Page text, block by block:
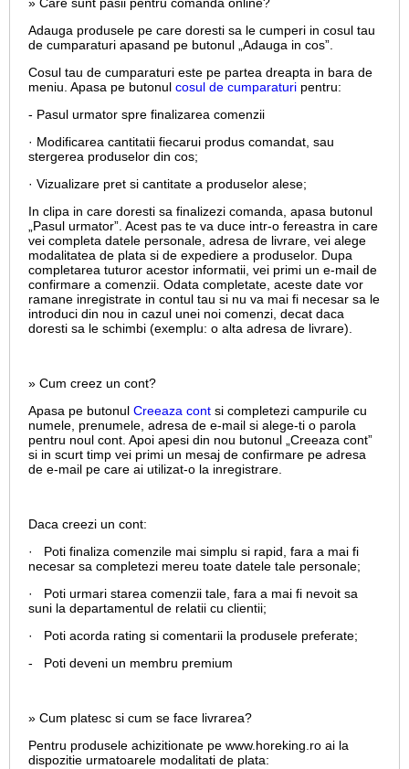
» Care sunt pasii pentru comanda online?
Adauga produsele pe care doresti sa le cumperi in cosul tau
de cumparaturi apasand pe butonul „Adauga in cos”.
Cosul tau de cumparaturi este pe partea dreapta in bara de
meniu. Apasa pe butonul cosul de cumparaturi pentru:
- Pasul urmator spre finalizarea comenzii
· Modificarea cantitatii fiecarui produs comandat, sau
stergerea produselor din cos;
· Vizualizare pret si cantitate a produselor alese;
In clipa in care doresti sa finalizezi comanda, apasa butonul
„Pasul urmator”. Acest pas te va duce intr-o fereastra in care
vei completa datele personale, adresa de livrare, vei alege
modalitatea de plata si de expediere a produselor. Dupa
completarea tuturor acestor informatii, vei primi un e-mail de
confirmare a comenzii. Odata completate, aceste date vor
ramane inregistrate in contul tau si nu va mai fi necesar sa le
introduci din nou in cazul unei noi comenzi, decat daca
doresti sa le schimbi (exemplu: o alta adresa de livrare).
» Cum creez un cont?
Apasa pe butonul Creeaza cont si completezi campurile cu
numele, prenumele, adresa de e-mail si alege-ti o parola
pentru noul cont. Apoi apesi din nou butonul „Creeaza cont”
si in scurt timp vei primi un mesaj de confirmare pe adresa
de e-mail pe care ai utilizat-o la inregistrare.
Daca creezi un cont:
· Poti finaliza comenzile mai simplu si rapid, fara a mai fi
necesar sa completezi mereu toate datele tale personale;
· Poti urmari starea comenzii tale, fara a mai fi nevoit sa
suni la departamentul de relatii cu clientii;
· Poti acorda rating si comentarii la produsele preferate;
- Poti deveni un membru premium
» Cum platesc si cum se face livrarea?
Pentru produsele achizitionate pe www.horeking.ro ai la
dispozitie urmatoarele modalitati de plata: